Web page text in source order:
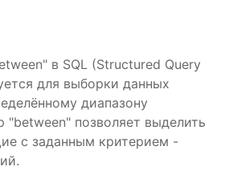
в SQL (Structured Query
для выборки данных
диапазону
"between" позволяет выделить
с заданным критерием -